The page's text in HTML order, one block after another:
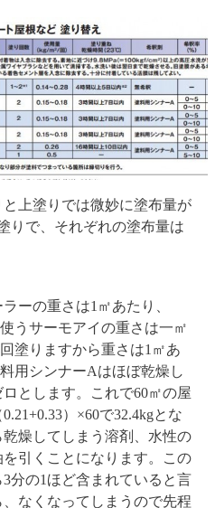
上塗りでは微妙に塗布量が
りで、それぞれの塗布量は
ーの重さは1㎡あたり、
うサーモアイの重さは一㎡
塗りますから重さは1㎡あ
用シンナーAはほぼ乾燥し
とします。これで60㎡の屋
）×60で32.4kgとな
燥してしまう溶剤、水性の
引くことになります。この
分の1ほど含まれていると言
なくなってしまうので先程